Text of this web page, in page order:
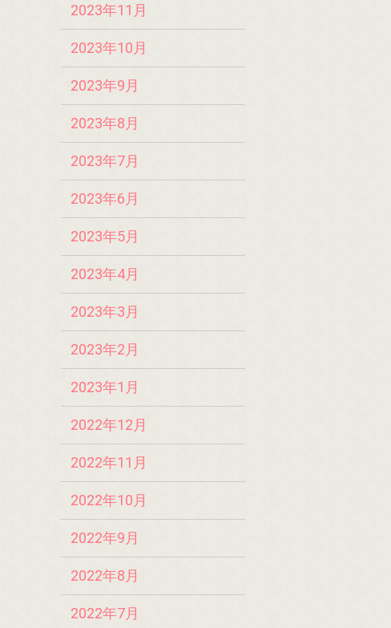
2023年11月
2023年10月
2023年9月
2023年8月
2023年7月
2023年6月
2023年5月
2023年4月
2023年3月
2023年2月
2023年1月
2022年12月
2022年11月
2022年10月
2022年9月
2022年8月
2022年7月